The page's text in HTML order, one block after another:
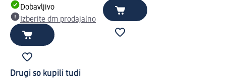
Dobavljivo
Izberite dm prodajalno
Drugi so kupili tudi